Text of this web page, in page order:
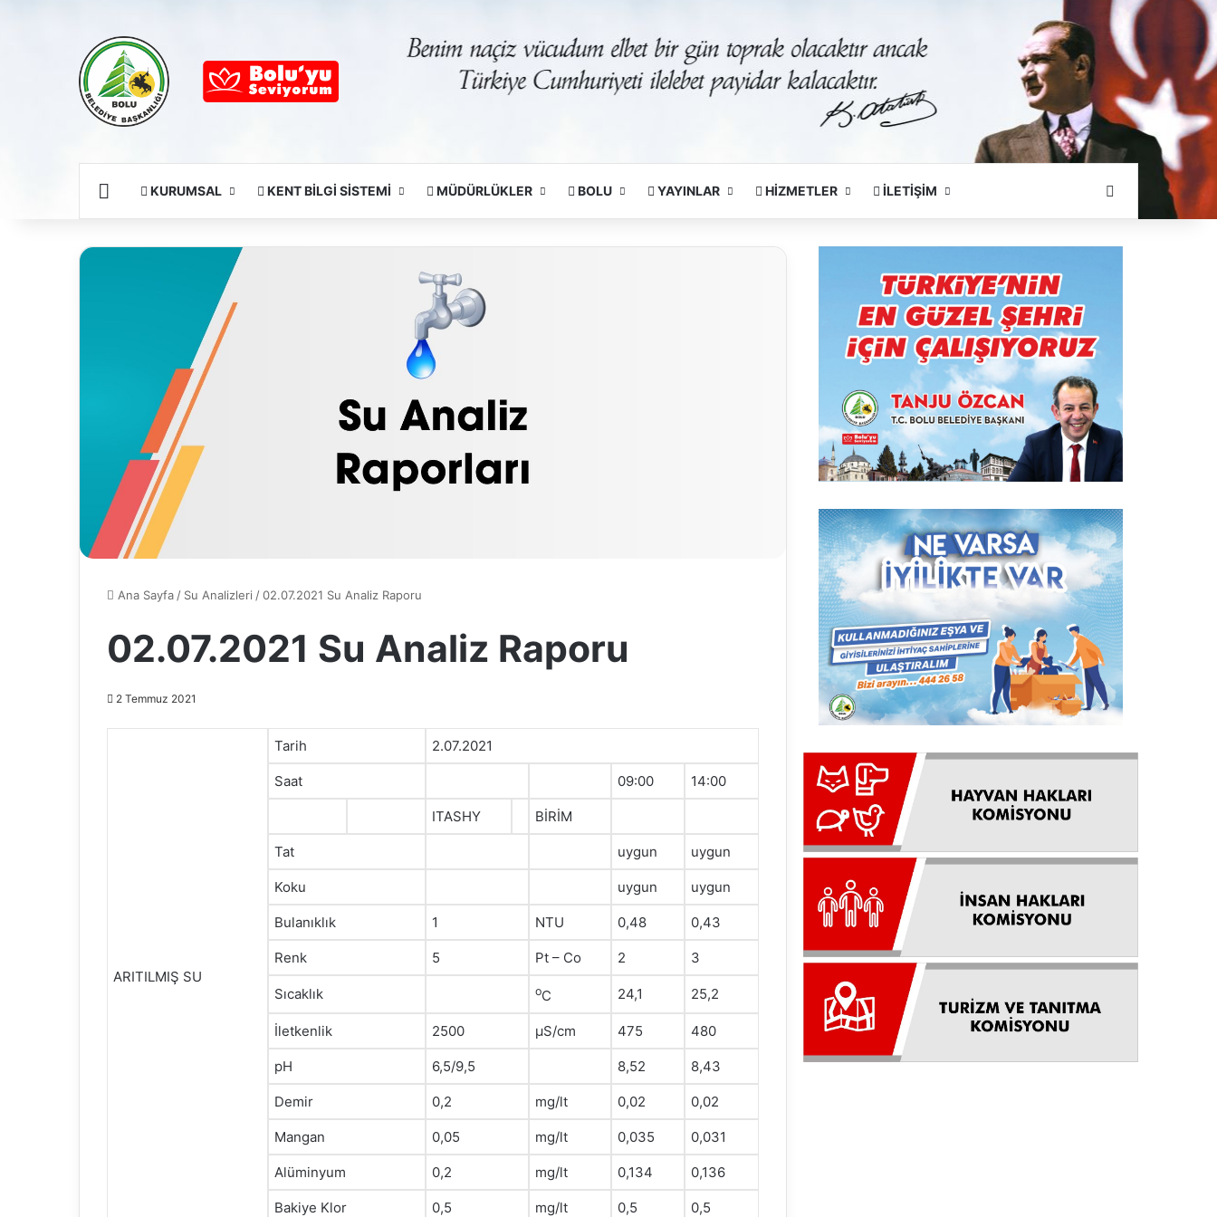
Ana SayfaKURUMSAL KENT BİLGİ SİSTEMİ MÜDÜRLÜKLER BOLU YAYINLAR HİZMETLER İLETİŞİM Arama Yapın
Ana Sayfa/ Su Analizleri /02.07.2021 Su Analiz Raporu
02.07.2021 Su Analiz Raporu
2 Temmuz 2021
ARITILMIŞ SU
Tarih 2.07.2021
Saat 09:00 14:00
ITASHY BİRİM
Tat uygun uygun
Koku uygun uygun
Bulanıklık 1 NTU 0,48 0,43
Renk 5 Pt – Co 2 3
Sıcaklık oC 24,1 25,2
İletkenlik 2500 μS/cm 475 480
pH 6,5/9,5 8,52 8,43
Demir 0,2 mg/lt 0,02 0,02
Mangan 0,05 mg/lt 0,035 0,031
Alüminyum 0,2 mg/lt 0,134 0,136
Bakiye Klor 0,5 mg/lt 0,5 0,5